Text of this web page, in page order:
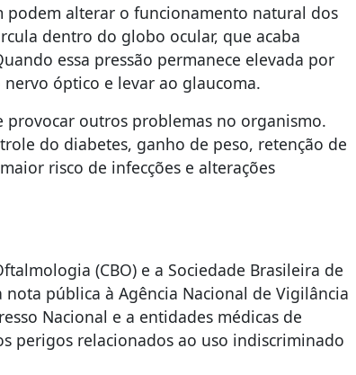
podem alterar o funcionamento natural dos
dentro do globo ocular, que acaba
essa pressão permanece elevada por
óptico e levar ao glaucoma.
provocar outros problemas no organismo.
do diabetes, ganho de peso, retenção de
risco de infecções e alterações
(CBO) e a Sociedade Brasileira de
pública à Agência Nacional de Vigilância
Nacional e a entidades médicas de
perigos relacionados ao uso indiscriminado